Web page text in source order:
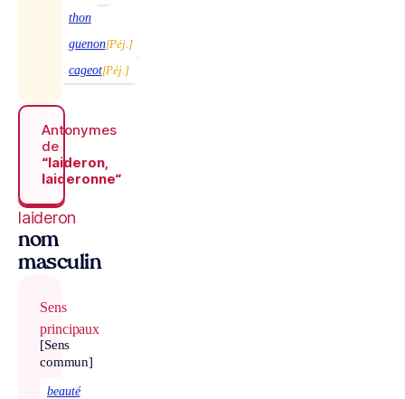
thon
guenon[Péj.]
cageot[Péj.]
Antonymes
de
“laideron,
laideronne“
laideron
nom
masculin
Sens
principaux
[Sens
commun]
beauté